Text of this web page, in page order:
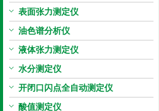
表面张力测定仪
油色谱分析仪
液体张力测定仪
水分测定仪
开闭口闪点全自动测定仪
酸值测定仪